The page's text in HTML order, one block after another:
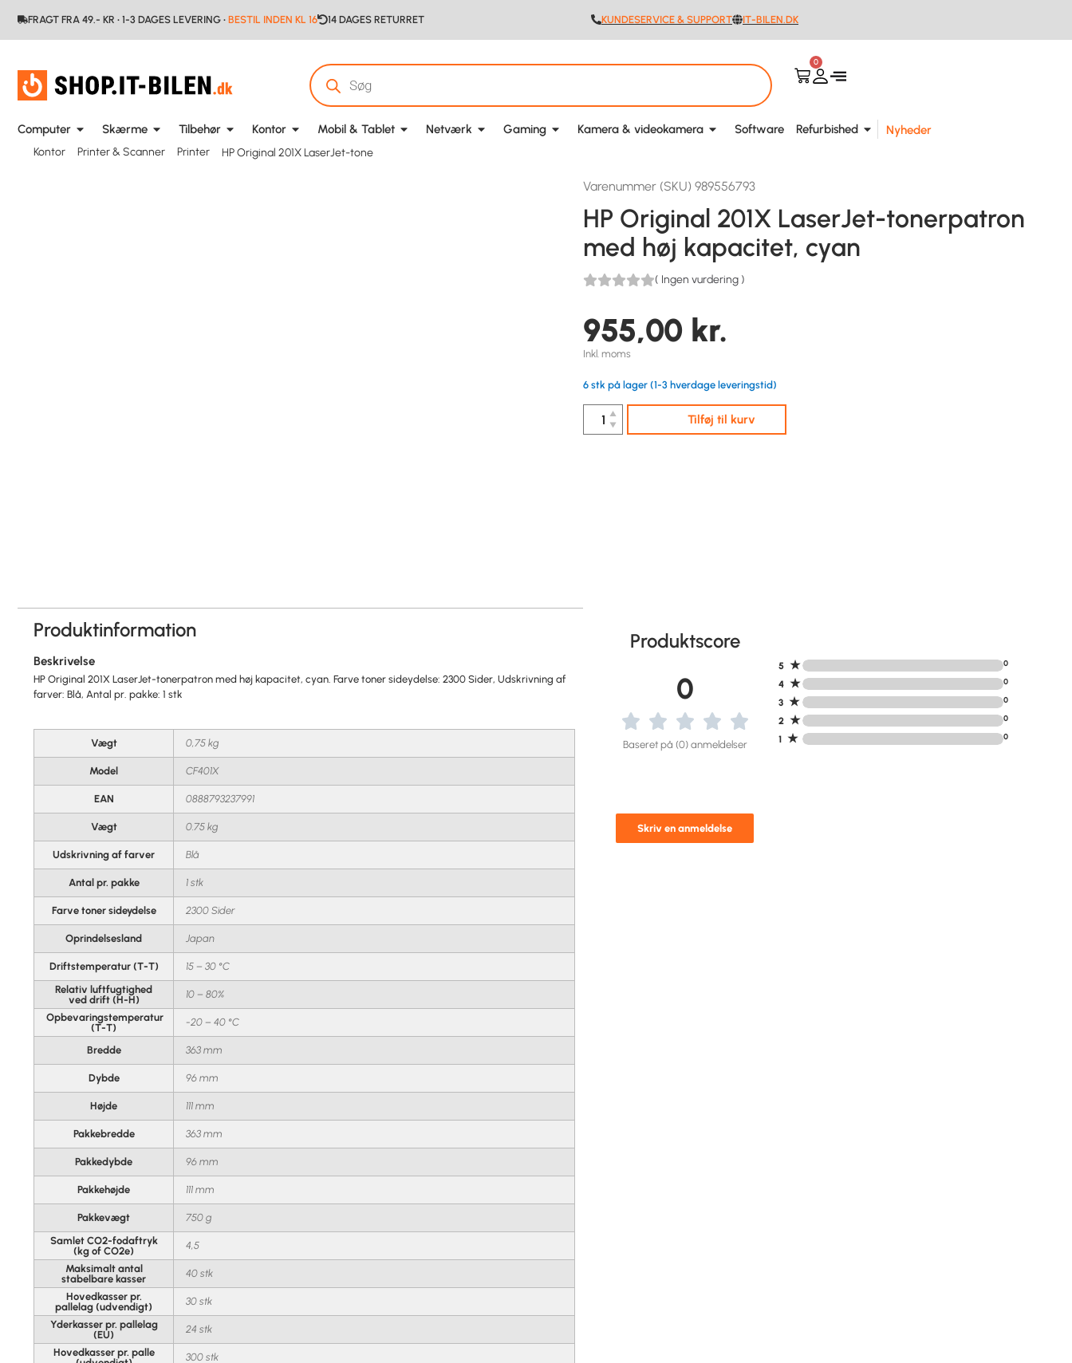
FRAGT FRA 49.- KR • 1-3 DAGES LEVERING • BESTIL INDEN KL 16 14 DAGES RETURRET KUNDESERVICE & SUPPORT IT-BILEN.DK
0
Computer Skærme Tilbehør Kontor Mobil & Tablet Netværk Gaming Kamera & videokamera Software Refurbished Nyheder
Kontor Printer & Scanner Printer HP Original 201X LaserJet-tone
Varenummer (SKU) 989556793
HP Original 201X LaserJet-tonerpatron
med høj kapacitet, cyan
( Ingen vurdering )
955,00 kr.
Inkl. moms
6 stk på lager (1-3 hverdage leveringstid)
▲
▼
Tilføj til kurv
Produktinformation
Beskrivelse
HP Original 201X LaserJet-tonerpatron med høj kapacitet, cyan. Farve toner sideydelse: 2300 Sider, Udskrivning af
farver: Blå, Antal pr. pakke: 1 stk
Vægt 0,75 kg
Model CF401X
EAN 0888793237991
Vægt 0.75 kg
Udskrivning af farver Blå
Antal pr. pakke 1 stk
Farve toner sideydelse 2300 Sider
Oprindelsesland Japan
Driftstemperatur (T-T)
15 – 30 °C
Relativ luftfugtighed
ved drift (H-H)
10 – 80%
Opbevaringstemperatur
(T-T)
-20 – 40 °C
Bredde 363 mm
Dybde 96 mm
Højde 111 mm
Pakkebredde 363 mm
Pakkedybde 96 mm
Pakkehøjde 111 mm
Pakkevægt
750 g
Samlet CO2-fodaftryk
(kg of CO2e)
4,5
Maksimalt antal
stabelbare kasser
40 stk
Hovedkasser pr.
pallelag (udvendigt)
30 stk
Yderkasser pr. pallelag
(EU)
24 stk
Hovedkasser pr. palle
300 stk
Produktscore
0
Baseret på (0) anmeldelser
Skriv en anmeldelse
5 ★ 0
4 ★ 0
3 ★ 0
2 ★ 0
1 ★ 0